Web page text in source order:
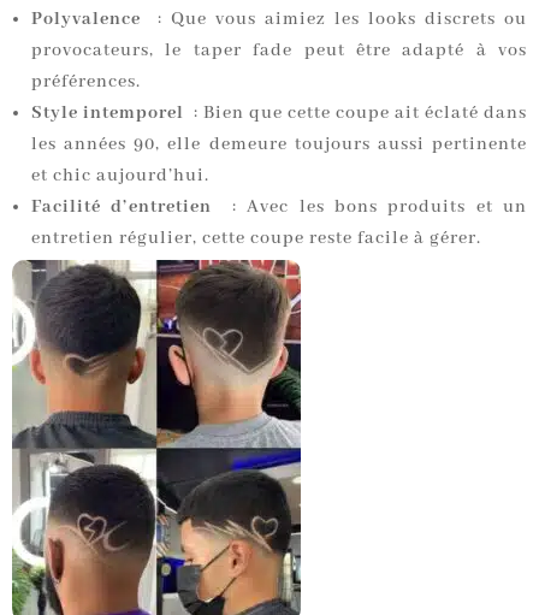
Polyvalence : Que vous aimiez les looks discrets ou
provocateurs, le taper fade peut être adapté à vos
préférences.
Style intemporel
: Bien que cette coupe ait éclaté dans
les années 90, elle demeure toujours aussi pertinente
et chic aujourd’hui.
Facilité d’entretien : Avec les bons produits et un
entretien régulier, cette coupe reste facile à gérer.